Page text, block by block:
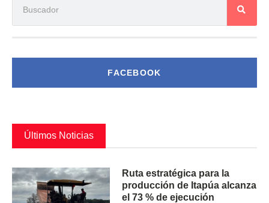
FACEBOOK
Últimos Noticias
Ruta estratégica para la
producción de Itapúa alcanza
el 73 % de ejecución